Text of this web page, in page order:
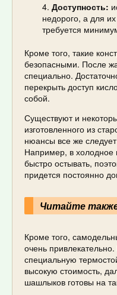
Доступность:
недорого, а для
требуется
Кроме того, такие
безопасными. После
специально.
перекрыть доступ
собой.
Существуют и
изготовленного из
нюансы все же
Например, в холодное
быстро остывать,
придется постоянно
Читайте
Кроме того,
очень
специальную
высокую стоимость,
шашлыков готовы на